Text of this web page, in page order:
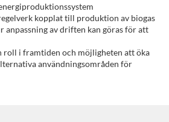
kopplat till produktion av biogas
anpassning av driften kan göras för att
roll i framtiden och möjligheten att öka
användningsområden för